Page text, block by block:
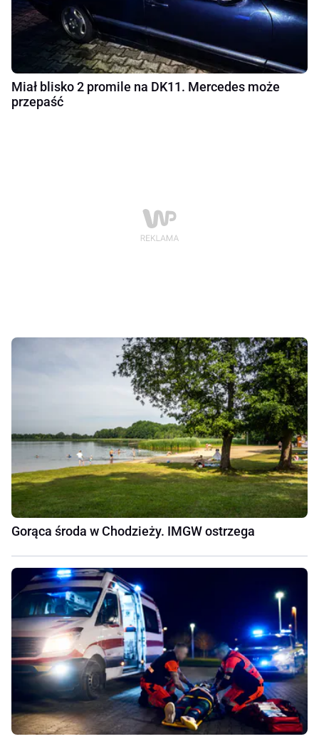
Miał blisko 2 promile na DK11. Mercedes może
przepaść
Gorąca środa w Chodzieży. IMGW ostrzega